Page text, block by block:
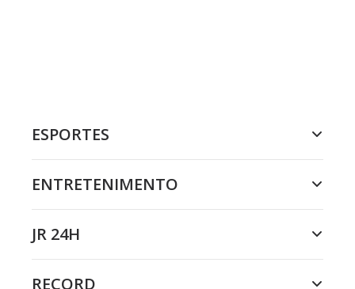
ESPORTES
ENTRETENIMENTO
JR 24H
RECORD